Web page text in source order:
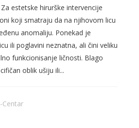
estetske hirurške intervencije
koji smatraju da na njihovom licu
anomaliju. Ponekad je
ili poglavini neznatna, ali čini veliku
funkcionisanje ličnosti. Blago
oblik ušiju ili...
Centar